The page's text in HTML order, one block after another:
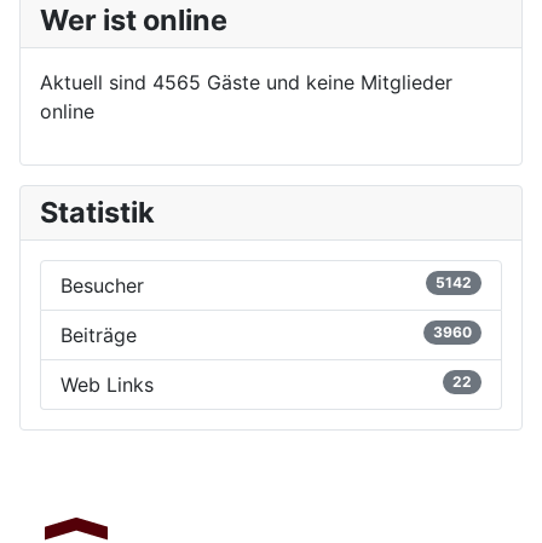
Wer ist online
Aktuell sind 4565 Gäste und keine Mitglieder
online
Statistik
Besucher 5142
Beiträge 3960
Web Links 22